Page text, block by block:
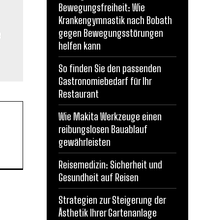
Bewegungsfreiheit: Wie
Krankengymnastik nach Bobath
gegen Bewegungsstörungen
helfen kann
So finden Sie den passenden
Gastronomiebedarf für Ihr
Restaurant
Wie Makita Werkzeuge einen
reibungslosen Bauablauf
gewährleisten
Reisemedizin: Sicherheit und
Gesundheit auf Reisen
Strategien zur Steigerung der
Ästhetik Ihrer Gartenanlage